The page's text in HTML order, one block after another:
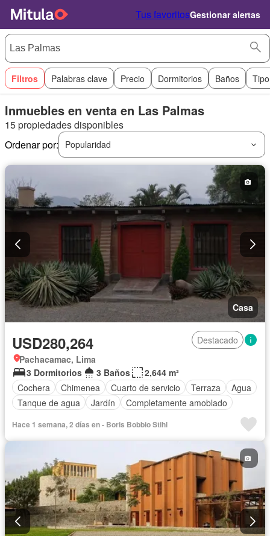
Tus favoritosGestionar alertas
Filtros Palabras clave Precio Dormitorios Baños
Inmuebles en venta en Las Palmas
15 propiedades disponibles
Ordenar por:
Popularidad
Casa
USD280,264
Destacado
Pachacamac, Lima
3 Dormitorios
3 Baños
2,644 m²
Cochera
Chimenea Cuarto de servicio Terraza
Agua
Tanque de agua
Jardín Completamente amoblado
Hace 1 semana, 2 días en - Boris Bobbio Stihl